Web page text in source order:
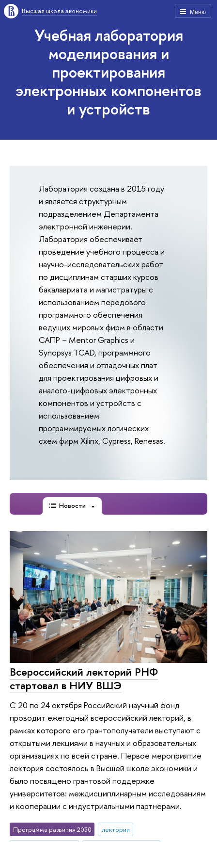
Меню
Высшая школа экономики
Учебная лаборатория
моделирования и
проектирования
электронных компонентов
и устройств
Лаборатория создана в 2015 году
и является структурным
подразделением Департамента
электронной инженерии.
Лаборатория обеспечивает
проведение учебного процесса и
научно-исследовательских работ
по дисциплинам старших курсов
бакалавриата и магистратуры с
использованием передового
программного обеспечения
ведущих мировых фирм в области
САПР – Mentor Graphics и
Synopsys TCAD, программного
обеспечения и отладочных плат
для проектирования цифровых и
аналого-цифровых электронных
компонентов и устройств с
использованием
программируемых логических
схем фирм Xilinx, Cypress, Renesas.
Новости
Всероссийский лекторий РНФ
стартовал в НИУ ВШЭ
С 20 по 24 октября Российский научный фонд
проводит ежегодный всероссийский лекторий, в
рамках которого его грантополучатели выступают с
открытыми лекциями в научных и образовательных
организациях по всей стране. Первое мероприятие
лектория состоялось в Высшей школе экономики и
было посвящено грантовой поддержке
университетов: междисциплинарным исследованиям
и кооперации с индустриальными партнерами.
Программа развития 2030
лектории